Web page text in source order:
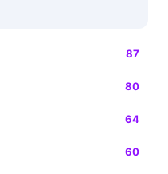
87
80
64
60